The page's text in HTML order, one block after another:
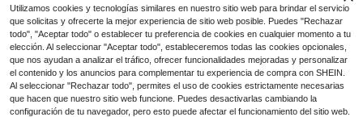
Utilizamos cookies y tecnologías similares en nuestro sitio web para brindar el servicio
que solicitas y ofrecerte la mejor experiencia de sitio web posible. Puedes "Rechazar
todo", "Aceptar todo" o establecer tu preferencia de cookies en cualquier momento a tu
elección. Al seleccionar "Aceptar todo", estableceremos todas las cookies opcionales,
que nos ayudan a analizar el tráfico, ofrecer funcionalidades mejoradas y personalizar
el contenido y los anuncios para complementar tu experiencia de compra con SHEIN.
Al seleccionar "Rechazar todo", permites el uso de cookies estrictamente necesarias
que hacen que nuestro sitio web funcione. Puedes desactivarlas cambiando la
configuración de tu navegador, pero esto puede afectar el funcionamiento del sitio web.